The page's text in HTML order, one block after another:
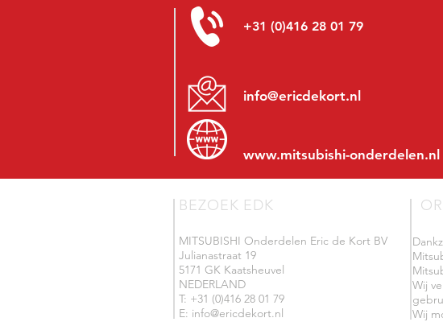
+31 (0)416 28 01 79
info@ericdekort.nl
www.mitsubishi-onderdelen.nl
BEZOEK EDK
MITSUBISHI Onderdelen Eric de Kort BV
Julianastraat 19
5171 GK Kaatsheuvel
NEDERLAND
T: +31 (0)416 28 01 79
E: info@ericdekort.nl
Wij
Wij